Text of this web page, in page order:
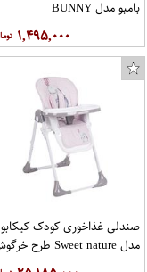
بامبو مدل BUNNY
۱,۴۹۵,۰۰۰
صندلی غذاخوری کودک کیکابو
مدل Sweet nature طرح خرگوش